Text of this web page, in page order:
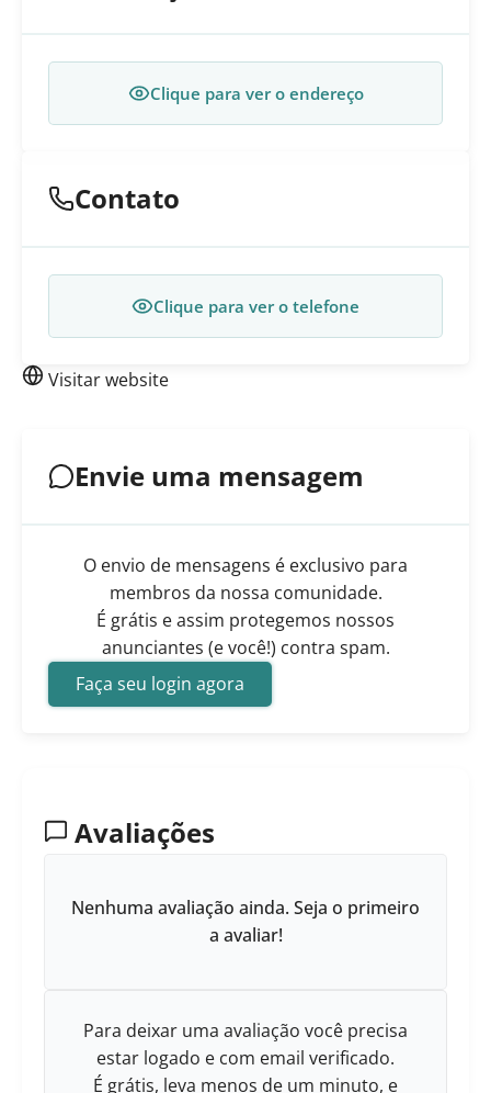
Clique para ver o endereço
Contato
Clique para ver o telefone
Visitar website
Envie uma mensagem
O envio de mensagens é exclusivo para
membros da nossa comunidade.
É grátis e assim protegemos nossos
anunciantes (e você!) contra spam.
Faça seu login agora
Avaliações
Nenhuma avaliação ainda. Seja o primeiro
a avaliar!
Para deixar uma avaliação você precisa
estar logado e com email verificado.
É grátis, leva menos de um minuto, e